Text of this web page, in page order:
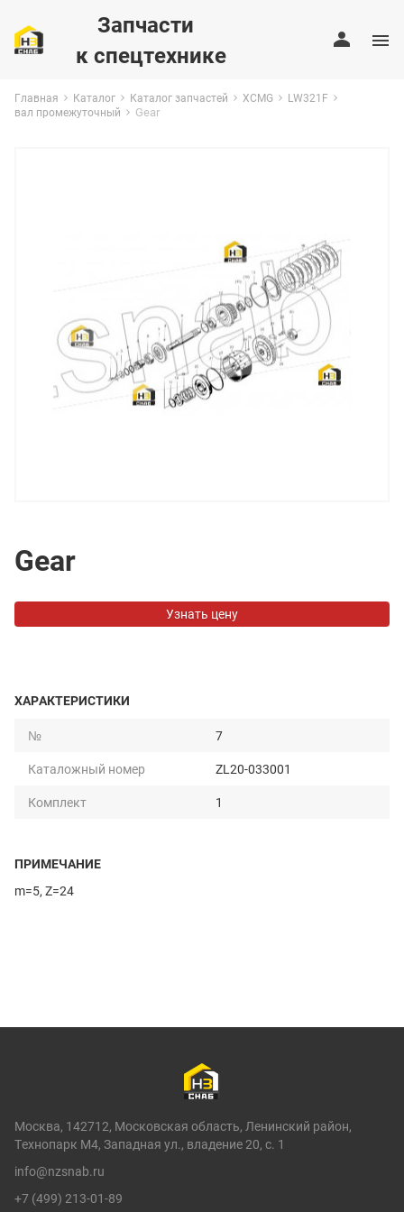
Запчасти
к спецтехнике
Главная Каталог Каталог запчастей XCMG
LW321F
вал промежуточный
Gear
Gear
Узнать цену
ХАРАКТЕРИСТИКИ
№
7
Каталожный номер
ZL20-033001
Комплект
1
ПРИМЕЧАНИЕ
m=5, Z=24
Москва, 142712, Московская область, Ленинский район,
Технопарк М4, Западная ул., владение 20, с. 1
info@nzsnab.ru
+7 (499) 213-01-89